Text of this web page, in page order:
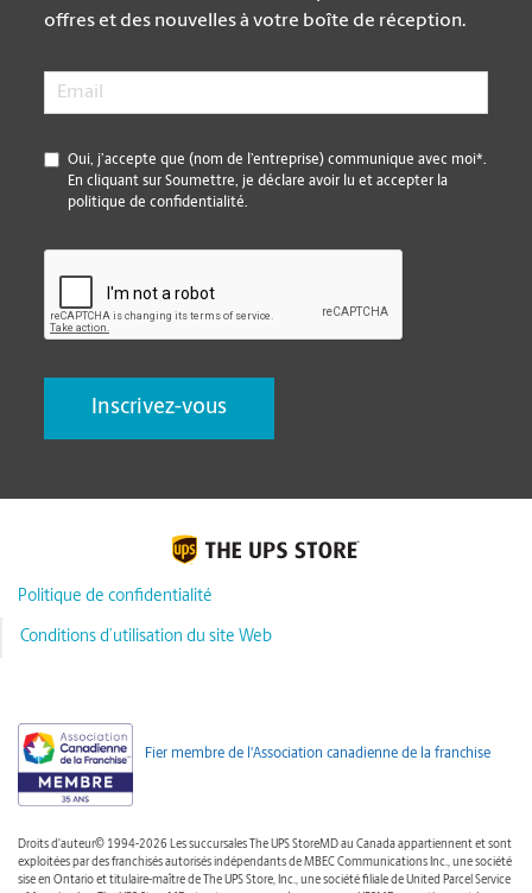
offres et des nouvelles à votre boîte de réception.
Email
*
Oui, j’accepte que (nom de l’entreprise) communique avec moi*.
En cliquant sur Soumettre, je déclare avoir lu et accepter la
politique de confidentialité.
Politique de confidentialité
Conditions d’utilisation du site Web
Fier membre de l'Association canadienne de la franchise
Droits d'auteur© 1994-2026 Les succursales The UPS StoreMD au Canada appartiennent et sont
exploitées par des franchisés autorisés indépendants de MBEC Communications Inc., une société
sise en Ontario et titulaire-maître de The UPS Store, Inc., une société filiale de United Parcel Service